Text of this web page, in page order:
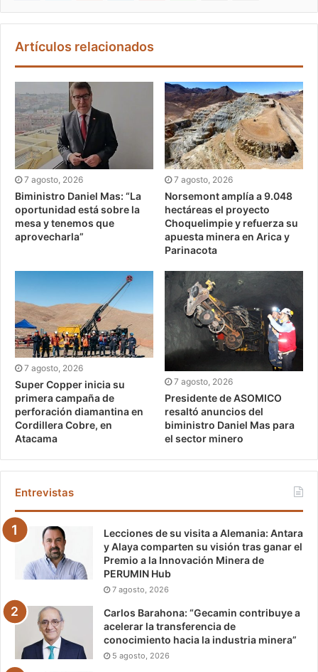
Artículos relacionados
7 agosto, 2026
Biministro Daniel Mas: “La
oportunidad está sobre la
mesa y tenemos que
aprovecharla”
7 agosto, 2026
Norsemont amplía a 9.048
hectáreas el proyecto
Choquelimpie y refuerza su
apuesta minera en Arica y
Parinacota
7 agosto, 2026
Super Copper inicia su
primera campaña de
perforación diamantina en
Cordillera Cobre, en
Atacama
7 agosto, 2026
Presidente de ASOMICO
resaltó anuncios del
biministro Daniel Mas para
el sector minero
Entrevistas
Lecciones de su visita a Alemania: Antara
y Alaya comparten su visión tras ganar el
Premio a la Innovación Minera de
PERUMIN Hub
7 agosto, 2026
Carlos Barahona: “Gecamin contribuye a
acelerar la transferencia de
conocimiento hacia la industria minera”
5 agosto, 2026